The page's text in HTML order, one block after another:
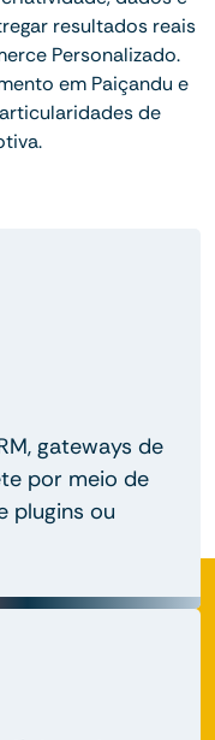
resultados reais
Personalizado.
em Paiçandu e
de
gateways de
por meio de
plugins ou